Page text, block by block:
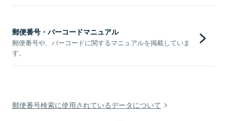
郵便番号・バーコードマニュアル
郵便番号や、バーコードに関するマニュアルを掲載していま
す。
郵便番号検索に使用されているデータについて